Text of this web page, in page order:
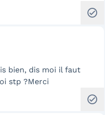
check_circle
bien, dis moi il faut
stp ?Merci
check_circle